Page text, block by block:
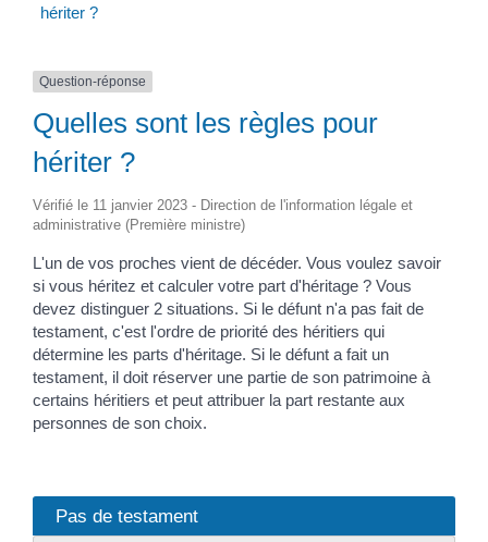
hériter ?
Question-réponse
Quelles sont les règles pour
hériter ?
Vérifié le 11 janvier 2023 - Direction de l'information légale et
administrative (Première ministre)
L'un de vos proches vient de décéder. Vous voulez savoir
si vous héritez et calculer votre part d'héritage ? Vous
devez distinguer 2 situations. Si le défunt n'a pas fait de
testament, c'est l'ordre de priorité des héritiers qui
détermine les parts d'héritage. Si le défunt a fait un
testament, il doit réserver une partie de son patrimoine à
certains héritiers et peut attribuer la part restante aux
personnes de son choix.
Pas de testament